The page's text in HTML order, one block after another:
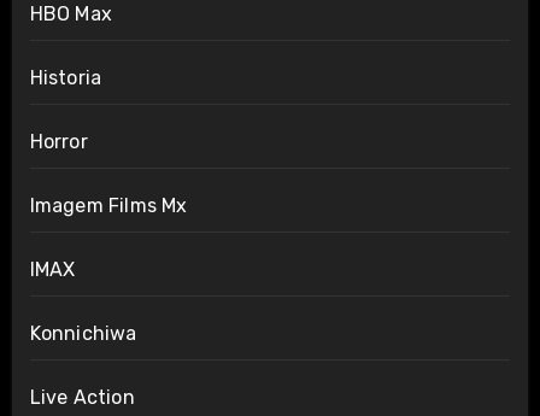
HBO Max
Historia
Horror
Imagem Films Mx
IMAX
Konnichiwa
Live Action